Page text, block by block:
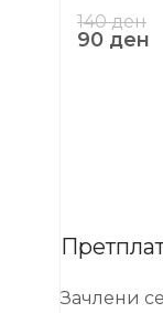
140ден
90 ден
Зачлени